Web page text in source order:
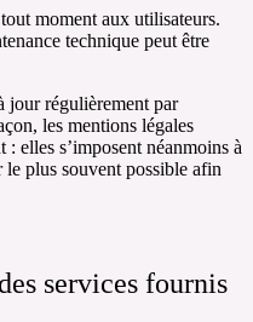
moment aux utilisateurs.
technique peut être
jour régulièrement par
les mentions légales
elles s’imposent néanmoins à
le plus souvent possible afin
services fournis